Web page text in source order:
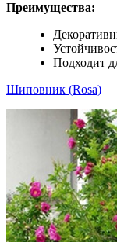
Преимущества:
Подходит
Шиповник (Rosa)